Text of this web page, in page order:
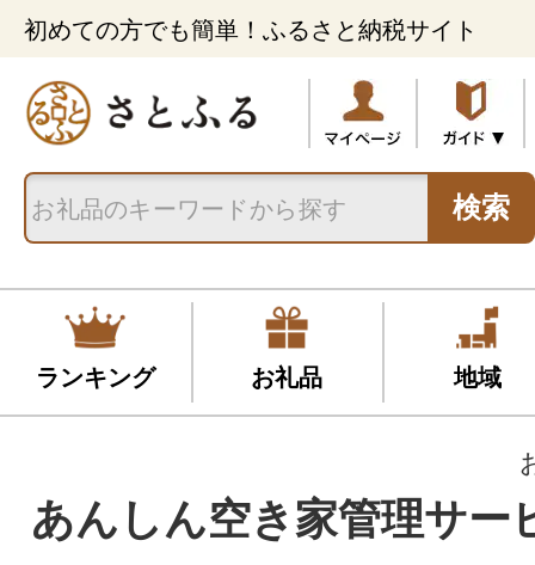
初めての方でも簡単！ふるさと納税サイト
検索
ランキング お礼品 地域
あんしん空き家管理サー